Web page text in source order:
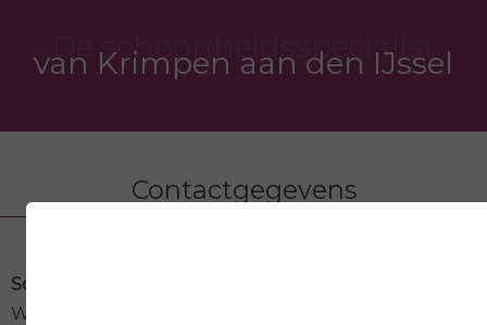
van Krimpen aan den IJssel
De schoonheidsspecialist
Contactgegevens
Schoonheidssalon Astria
Weegbree 73a